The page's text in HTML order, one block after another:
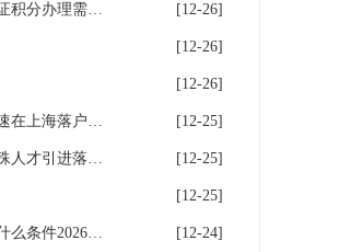
积分申请必看！上海居住证积分申请材料（上海居住证积分办理需要什么条件） [12-26]
[12-26]
[12-26]
博士没有房如何快速在上海落户（博士没有房如何快速在上海落户呢） [12-25]
人才引进落户上海中特殊人才如何落户？（上海市特殊人才引进落户政策2026年） [12-25]
[12-25]
毕业生落户上海需要什么条件（毕业生落户上海需要什么条件2026年） [12-24]